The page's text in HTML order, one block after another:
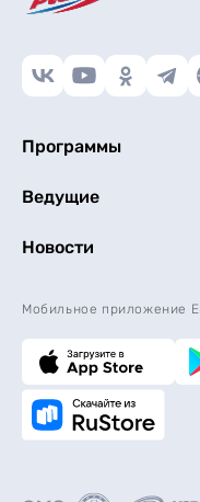
Программы
Ведущие
Новости
Мобильное приложение